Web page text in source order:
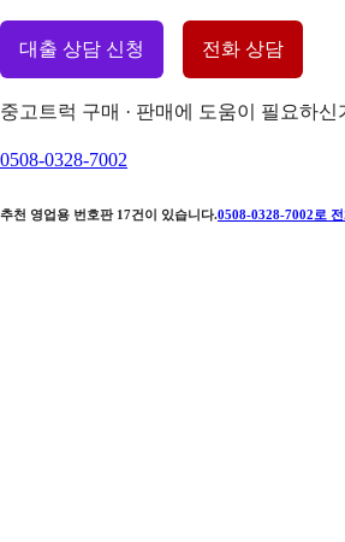
대출 상담 신청 전화 상담
중고트럭 구매 · 판매에 도움이 필요하신
0508-0328-7002
추천 영업용 번호판 17건이 있습니다.0508-0328-7002 로